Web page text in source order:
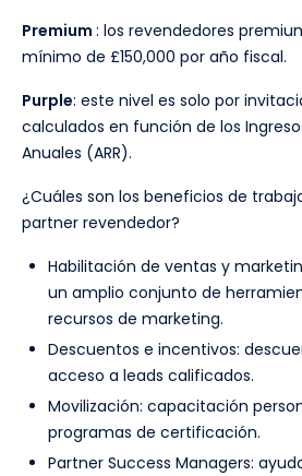
Premium : los revendedores
mínimo de £150,000 por año fiscal.
Purple: este nivel es solo por
calculados en función de los
Anuales (ARR).
¿Cuáles son los beneficios de
partner revendedor?
Habilitación de ventas y
un amplio conjunto de
recursos de marketing.
Descuentos e incentivos:
acceso a leads calificados.
Movilización: capacitación
programas de certificación.
Partner Success Managers: